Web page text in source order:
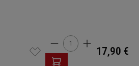
Produkt Anzahl:
17,90 €